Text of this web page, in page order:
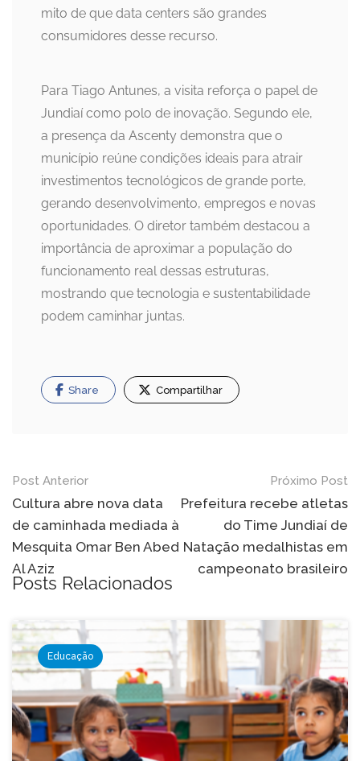
mito de que data centers são grandes
consumidores desse recurso.
Para Tiago Antunes, a visita reforça o papel de
Jundiaí como polo de inovação. Segundo ele,
a presença da Ascenty demonstra que o
município reúne condições ideais para atrair
investimentos tecnológicos de grande porte,
gerando desenvolvimento, empregos e novas
oportunidades. O diretor também destacou a
importância de aproximar a população do
funcionamento real dessas estruturas,
mostrando que tecnologia e sustentabilidade
podem caminhar juntas.
Share Compartilhar
Navegação
de
Post
Post Anterior
Cultura abre nova data
de caminhada mediada à
Mesquita Omar Ben Abed
Al Aziz
Próximo Post
Prefeitura recebe atletas
do Time Jundiaí de
Natação medalhistas em
campeonato brasileiro
Posts Relacionados
Educação